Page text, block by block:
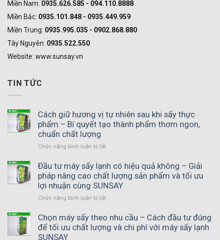
Miền Nam: 0935.626.585 - 094.110.8888
Miền Bắc: 0935.101.848 - 0935.449.959
Miền Trung: 0935.995.035 - 0902.868.880
Tây Nguyên: 0935.522.550
Website: www.sunsay.vn
TIN TỨC
Cách giữ hương vị tự nhiên sau khi sấy thực
phẩm – Bí quyết tạo thành phẩm thơm ngon,
chuẩn chất lượng
Chức năng bình luận bị tắt
giữ
hương
vị
tự
khi
sấy
Đầu tư máy sấy lạnh có hiệu quả không – Giải
pháp nâng cao chất lượng sản phẩm và tối ưu
lợi nhuận cùng SUNSAY
Chức năng bình luận bị tắt
tư
máy
sấy
Chọn máy sấy theo nhu cầu – Cách đầu tư đúng
để tối ưu chất lượng và chi phí với máy sấy lạnh
SUNSAY